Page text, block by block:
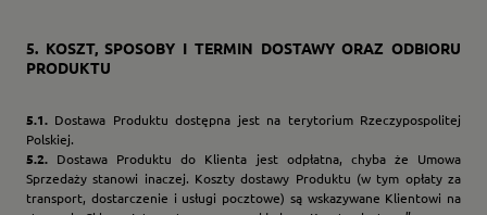
5. KOSZT, SPOSOBY I TERMIN DOSTAWY ORAZ ODBIORU
PRODUKTU
5.1. Dostawa Produktu dostępna jest na terytorium Rzeczypospolitej
Polskiej.
5.2. Dostawa Produktu do Klienta jest odpłatna, chyba że Umowa
Sprzedaży stanowi inaczej. Koszty dostawy Produktu (w tym opłaty za
transport, dostarczenie i usługi pocztowe) są wskazywane Klientowi na